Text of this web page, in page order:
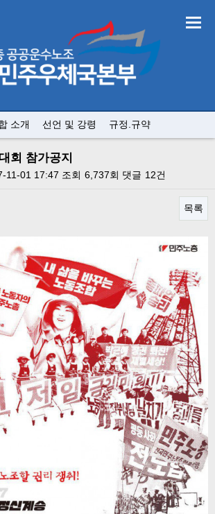
소개 선언 및 강령 규정.규약
회 참가공지
11-01 17:47 조회 6,737회 댓글 12건
목록